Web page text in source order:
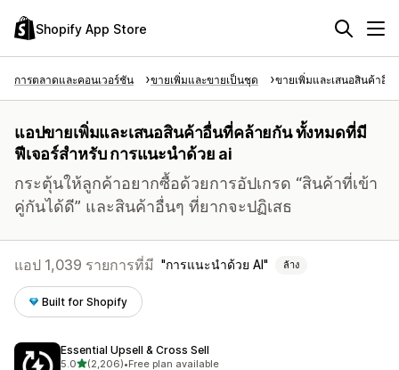
Shopify App Store
การตลาดและคอนเวอร์ชัน ขายเพิ่มและขายเป็นชุด ขายเพิ่มและเสนอสินค้าอื่
แอปขายเพิ่มและเสนอสินค้าอื่นที่คล้ายกัน ทั้งหมดที่มี
ฟีเจอร์สำหรับ การแนะนำด้วย ai
กระตุ้นให้ลูกค้าอยากซื้อด้วยการอัปเกรด “สินค้าที่เข้า
คู่กันได้ดี” และสินค้าอื่นๆ ที่ยากจะปฏิเสธ
แอป 1,039 รายการที่มี การแนะนำด้วย AI ล้าง
Built for Shopify
Essential Upsell & Cross Sell
5.0เต็ม 5 ดาว
(2,206)•Free plan available